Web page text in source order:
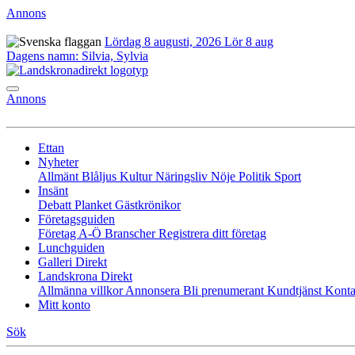
Annons
Lördag 8 augusti, 2026 Lör 8 aug
Dagens namn: Silvia, Sylvia
Annons
Ettan
Nyheter
Allmänt Blåljus KulturNäringsliv Nöje Politik Sport
Insänt
Debatt Planket Gästkrönikor
Företagsguiden
Företag A-Ö BranscherRegistrera ditt företag
Lunchguiden
Galleri Direkt
Landskrona Direkt
Allmänna villkorAnnonsera Bli prenumerant Kundtjänst
Mitt konto
Sök